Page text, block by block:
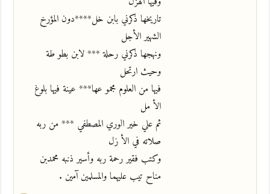
تاريخها ذكرني بابن خل****دون المؤرخ
الشهير الأجل
ونهجها ذكرني رحلة *** لابن بطو طة
وحيث ارتحل
فيها من العلوم مجمو عها*** عينة فيها بلوغ
الأ مل
ثم علي خير الوري المصطفي *** من ربه
صلاته في الأ زل
وكتب فقير رحمة ربه وأسير ذنبه محمدبن
مناح تيب عليهما والمسلمين آمين .